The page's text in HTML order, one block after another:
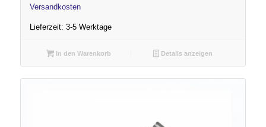
Versandkosten
Lieferzeit: 3-5 Werktage
In den Warenkorb Details anzeigen